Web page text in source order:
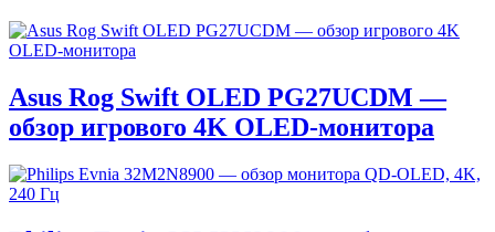
Asus Rog Swift OLED PG27UCDM —
обзор игрового 4K OLED-монитора